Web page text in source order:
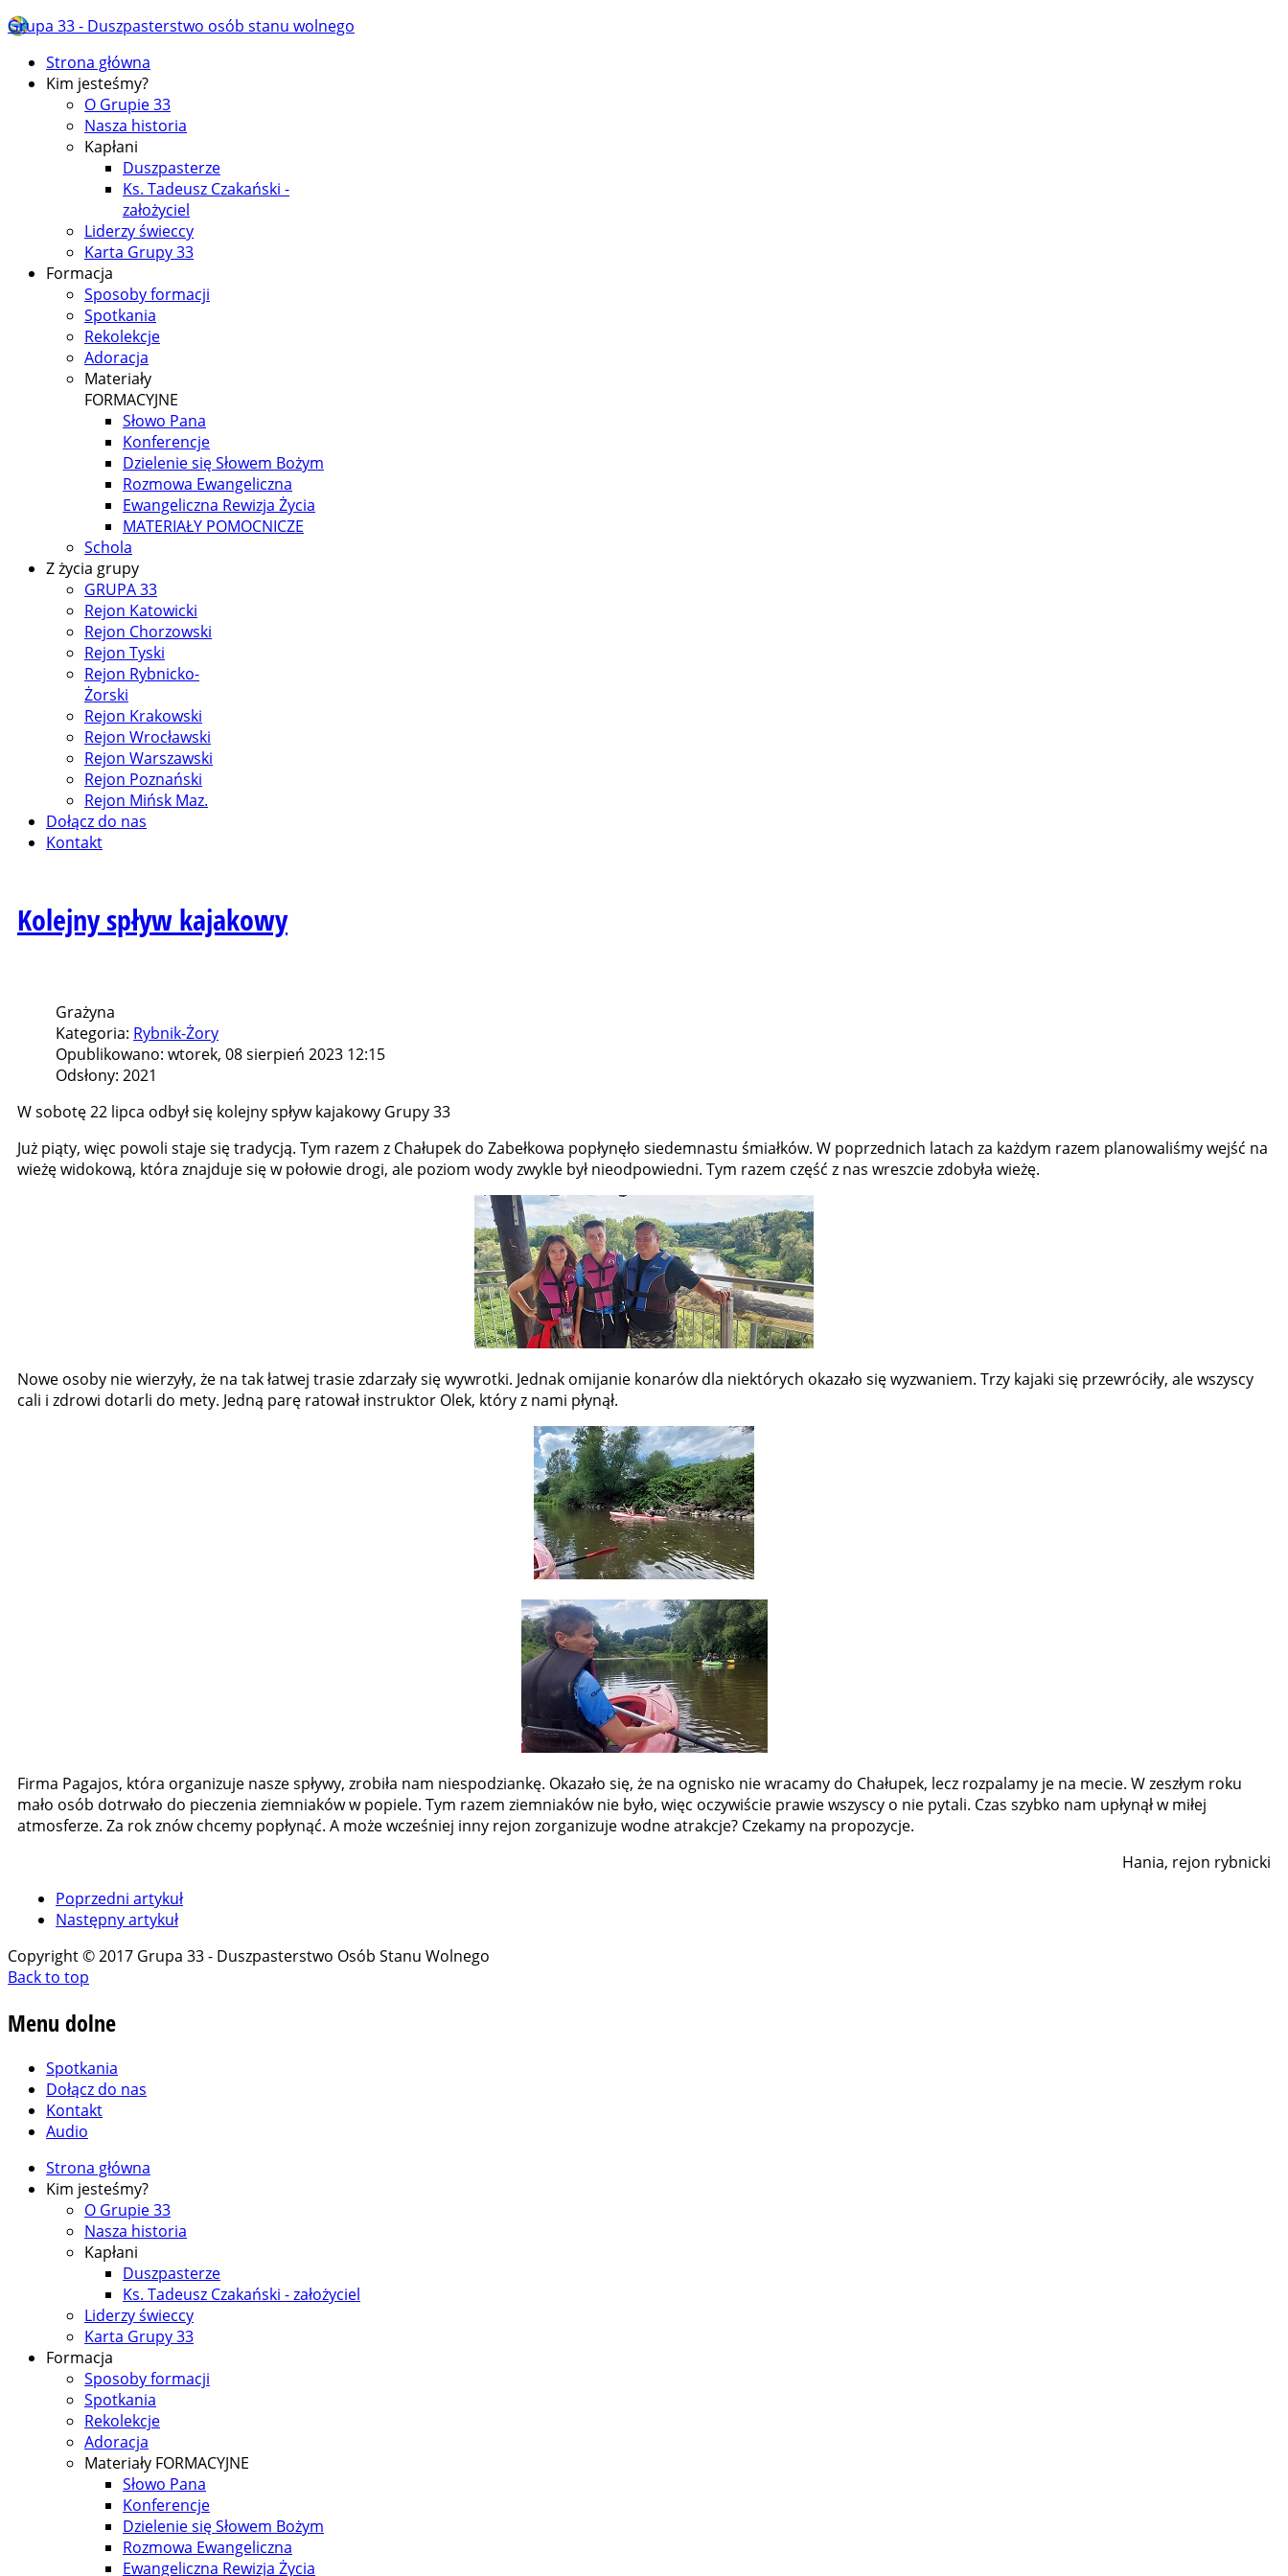
Grupa 33 - Duszpasterstwo osób stanu wolnego
Strona główna
Kim jesteśmy?
O Grupie 33
Nasza historia
Kapłani
Duszpasterze
Ks. Tadeusz Czakański -
założyciel
Liderzy świeccy
Karta Grupy 33
Formacja
Sposoby formacji
Spotkania
Rekolekcje
Adoracja
Materiały
FORMACYJNE
Słowo Pana
Konferencje
Dzielenie się Słowem Bożym
Rozmowa Ewangeliczna
Ewangeliczna Rewizja Życia
MATERIAŁY POMOCNICZE
Schola
Z życia grupy
GRUPA 33
Rejon Katowicki
Rejon Chorzowski
Rejon Tyski
Rejon Rybnicko-
Żorski
Rejon Krakowski
Rejon Wrocławski
Rejon Warszawski
Rejon Poznański
Rejon Mińsk Maz.
Dołącz do nas
Kontakt
Kolejny spływ kajakowy
Grażyna
Kategoria: Rybnik-Żory
Opublikowano: wtorek, 08 sierpień 2023 12:15
Odsłony: 2021
W sobotę 22 lipca odbył się kolejny spływ kajakowy Grupy 33
Już piąty, więc powoli staje się tradycją. Tym razem z Chałupek do Zabełkowa popłynęło siedemnastu śmiałków. W poprzednich latach za każdym razem planowaliśmy wejść na
wieżę widokową, która znajduje się w połowie drogi, ale poziom wody zwykle był nieodpowiedni. Tym razem część z nas wreszcie zdobyła wieżę.
Nowe osoby nie wierzyły, że na tak łatwej trasie zdarzały się wywrotki. Jednak omijanie konarów dla niektórych okazało się wyzwaniem. Trzy kajaki się przewróciły, ale wszyscy
cali i zdrowi dotarli do mety. Jedną parę ratował instruktor Olek, który z nami płynął.
Firma Pagajos, która organizuje nasze spływy, zrobiła nam niespodziankę. Okazało się, że na ognisko nie wracamy do Chałupek, lecz rozpalamy je na mecie. W zeszłym roku
mało osób dotrwało do pieczenia ziemniaków w popiele. Tym razem ziemniaków nie było, więc oczywiście prawie wszyscy o nie pytali. Czas szybko nam upłynął w miłej
atmosferze. Za rok znów chcemy popłynąć. A może wcześniej inny rejon zorganizuje wodne atrakcje? Czekamy na propozycje.
Hania, rejon rybnicki
Poprzedni artykuł
Następny artykuł
Copyright © 2017 Grupa 33 - Duszpasterstwo Osób Stanu Wolnego
Back to top
Menu dolne
Spotkania
Dołącz do nas
Kontakt
Audio
Strona główna
Kim jesteśmy?
O Grupie 33
Nasza historia
Kapłani
Duszpasterze
Ks. Tadeusz Czakański - założyciel
Liderzy świeccy
Karta Grupy 33
Formacja
Sposoby formacji
Spotkania
Rekolekcje
Adoracja
Materiały FORMACYJNE
Słowo Pana
Konferencje
Dzielenie się Słowem Bożym
Rozmowa Ewangeliczna
Ewangeliczna Rewizja Życia